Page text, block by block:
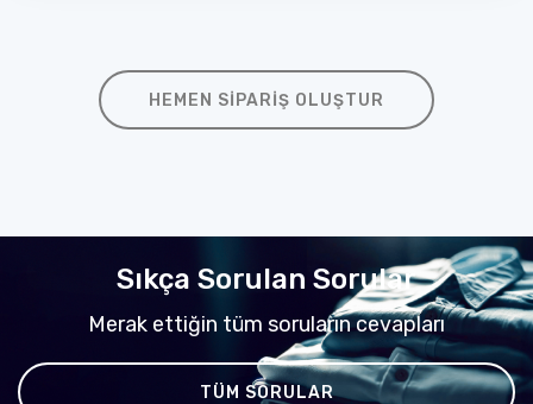
HEMEN SIPARIŞ OLUŞTUR
Sıkça Sorulan Sorular
Merak ettiğin tüm soruların cevapları
TÜM SORULAR